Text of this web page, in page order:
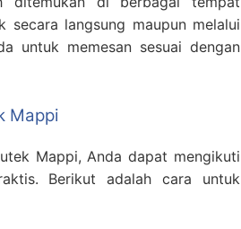
secara langsung maupun melalui
untuk memesan sesuai dengan
Mappi
Mappi, Anda dapat mengikuti
Berikut adalah cara untuk